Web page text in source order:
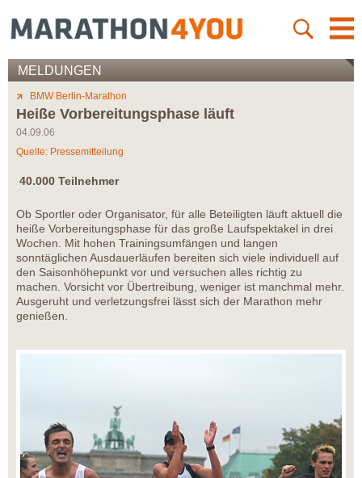
MELDUNGEN
BMW Berlin-Marathon
Heiße Vorbereitungsphase läuft
04.09.06
Quelle: Pressemitteilung
40.000 Teilnehmer
Ob Sportler oder Organisator, für alle Beteiligten läuft aktuell die
heiße Vorbereitungsphase für das große Laufspektakel in drei
Wochen. Mit hohen Trainingsumfängen und langen
sonntäglichen Ausdauerläufen bereiten sich viele individuell auf
den Saisonhöhepunkt vor und versuchen alles richtig zu
machen. Vorsicht vor Übertreibung, weniger ist manchmal mehr.
Ausgeruht und verletzungsfrei lässt sich der Marathon mehr
genießen.